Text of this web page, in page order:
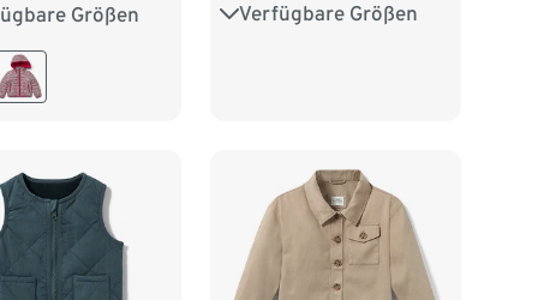
Größen
110/116 Verfügbare Größen
122/128 134/140